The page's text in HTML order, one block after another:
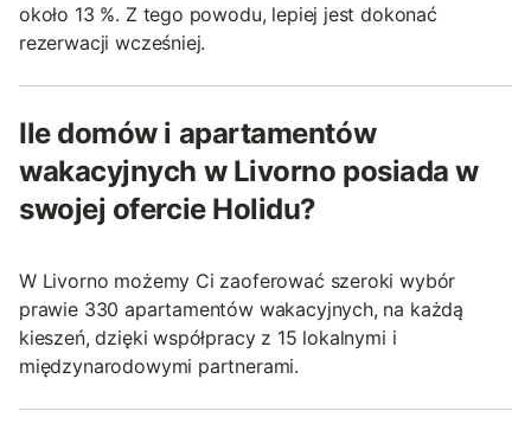
około 13 %. Z tego powodu, lepiej jest dokonać
rezerwacji wcześniej.
Ile domów i apartamentów
wakacyjnych w Livorno posiada w
swojej ofercie Holidu?
W Livorno możemy Ci zaoferować szeroki wybór
prawie 330 apartamentów wakacyjnych, na każdą
kieszeń, dzięki współpracy z 15 lokalnymi i
międzynarodowymi partnerami.